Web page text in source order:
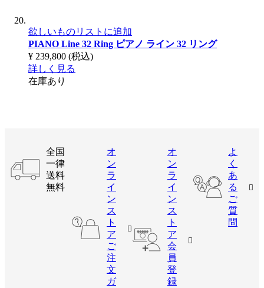
欲しいものリストに追加
PIANO Line 32 Ring ピアノ ライン 32 リング
¥ 239,800 (税込)
詳しく見る
在庫あり
全国
一律
送料
無料
オ
ン
ラ
イ
ン
ス
ト
ア
ご
注
文
ガ
オ
ン
ラ
イ
ン
ス
ト
ア
会
員
登
録
よ
く
あ
る
ご
質
問